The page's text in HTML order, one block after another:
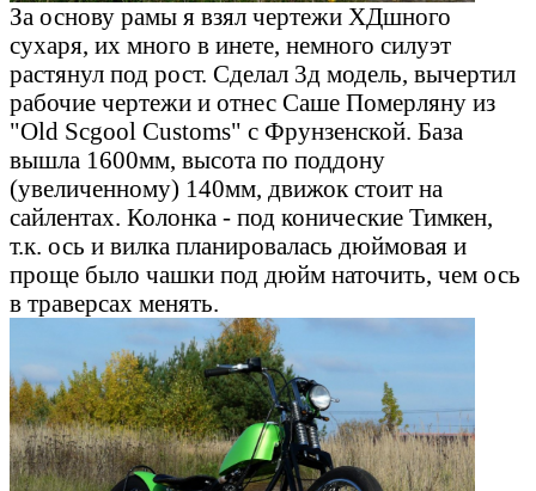
За основу рамы я взял чертежи ХДшного
сухаря, их много в инете, немного силуэт
растянул под рост. Сделал 3д модель, вычертил
рабочие чертежи и отнес Саше Померляну из
"Old Scgool Customs" с Фрунзенской. База
вышла 1600мм, высота по поддону
(увеличенному) 140мм, движок стоит на
сайлентах. Колонка - под конические Тимкен,
т.к. ось и вилка планировалась дюймовая и
проще было чашки под дюйм наточить, чем ось
в траверсах менять.